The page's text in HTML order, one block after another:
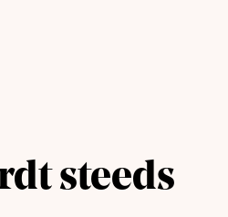
steeds